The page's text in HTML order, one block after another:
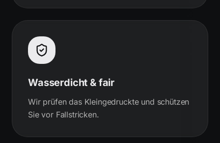
Wasserdicht & fair
Wir prüfen das Kleingedruckte und schützen
Sie vor Fallstricken.